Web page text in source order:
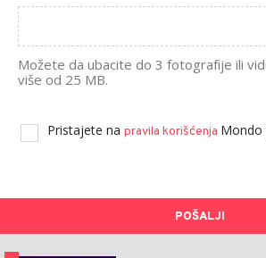
Možete da ubacite do 3 fotografije ili
više od 25 MB.
Pristajete na pravila korišćenja Mondo
POŠALJI